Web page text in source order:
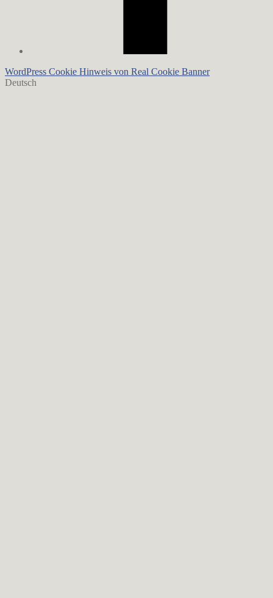
WordPress Cookie Hinweis von Real Cookie Banner
Deutsch